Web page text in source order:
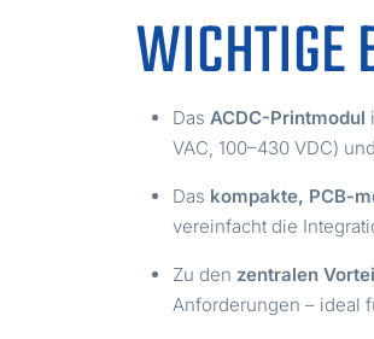
WICHTIGE
Das ACDC-Printmodul
VAC, 100–430 VDC)
Das kompakte, PCB-
vereinfacht die
Zu den zentralen
Anforderungen – ideal